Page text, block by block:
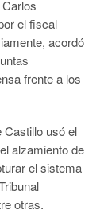
el fiscal
acordó
frente a los
Castillo usó el
alzamiento de
el sistema
otras.